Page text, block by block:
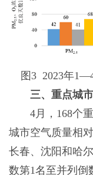
图3 2023年
三、重点城
4月，168个重
城市空气质量相
长春、沈阳和哈
数第1名至并列倒